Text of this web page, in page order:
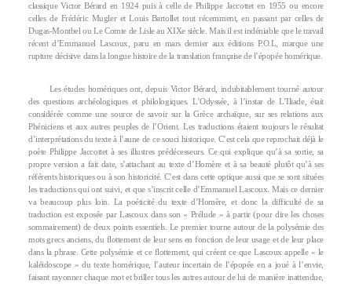
classique Victor Bérard en 1924 puis à celle de Philippe Jaccottet en 1955 ou encore
celles de Frédéric Mugler et Louis Bartollet tout récemment, en passant par celles de
Dugas-Montbel ou Le Comte de Lisle au XIXe siècle. Mais il est indéniable que le travail
récent d’Emmanuel Lascoux, paru en mars dernier aux éditions P.O.L, marque une
rupture décisive dans la longue histoire de la translation française de l’épopée homérique.
Les études homériques ont, depuis Victor Bérard, indubitablement tourné autour
des questions archéologiques et philologiques. L’Odyssée, à l’instar de L’Iliade, était
considérée comme une source de savoir sur la Grèce archaïque, sur ses relations aux
Phéniciens et aux autres peuples de l’Orient. Les traductions étaient toujours le résultat
d’interprétations du texte à l’aune de ce souci historique. C’est cela que reprochait déjà le
poète Philippe Jaccottet à ses illustres prédécesseurs. Ce qui explique qu’à sa sortie, sa
propre version a fait date, s’attachant au texte d’Homère et à sa beauté plutôt qu’à ses
référents historiques ou à son historicité. C’est dans cette optique aussi que se sont situées
les traductions qui ont suivi, et que s’inscrit celle d’Emmanuel Lascoux. Mais ce dernier
va beaucoup plus loin. La poéticité du texte d’Homère, et donc la difficulté de sa
traduction est exposée par Lascoux dans son « Prélude » à partir (pour dire les choses
sommairement) de deux points essentiels. Le premier tourne autour de la polysémie des
mots grecs anciens, du flottement de leur sens en fonction de leur usage et de leur place
dans la phrase. Cette polysémie et ce flottement, qui créent ce que Lascoux appelle « le
kaléidoscope » du texte homérique, l’auteur incertain de l’épopée en a joué à l’envie,
faisant rayonner chaque mot et briller tous les autres autour de lui de manière inattendue,